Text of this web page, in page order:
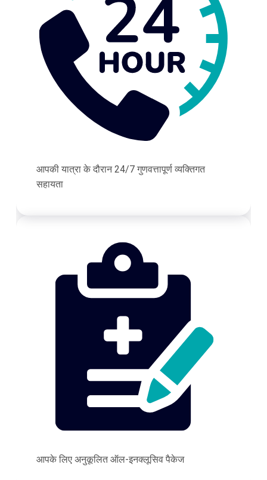
आपकी यात्रा के दौरान 24/7 गुणवत्तापूर्ण व्यक्तिगत
सहायता
आपके लिए अनुकूलित ऑल-इनक्लूसिव पैकेज